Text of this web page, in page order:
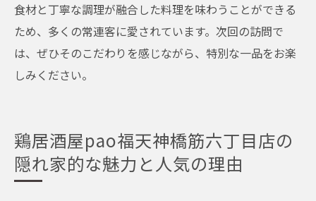
食材と丁寧な調理が融合した料理を味わうことができる
ため、多くの常連客に愛されています。次回の訪問で
は、ぜひそのこだわりを感じながら、特別な一品をお楽
しみください。
鶏居酒屋pao福天神橋筋六丁目店の
隠れ家的な魅力と人気の理由